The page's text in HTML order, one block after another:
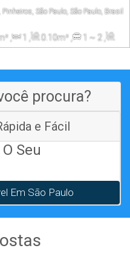
São Paulo, São Paulo, Brasil
, 1 , 0 .10m² , 1 ~ 2 ,
procura?
e Fácil
Seu
Em São Paulo